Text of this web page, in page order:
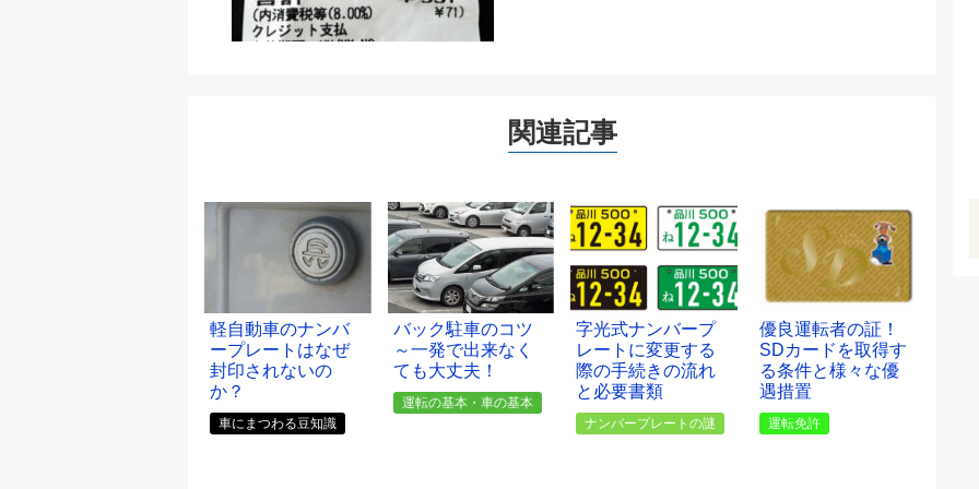
関連記事
軽自動車のナンバ
ープレートはなぜ
封印されないの
か？
車にまつわる豆知識
バック駐車のコツ
～一発で出来なく
ても大丈夫！
運転の基本・車の基本
字光式ナンバープ
レートに変更する
際の手続きの流れ
と必要書類
ナンバープレートの謎
優良運転者の証！
SDカードを取得す
る条件と様々な優
遇措置
運転免許